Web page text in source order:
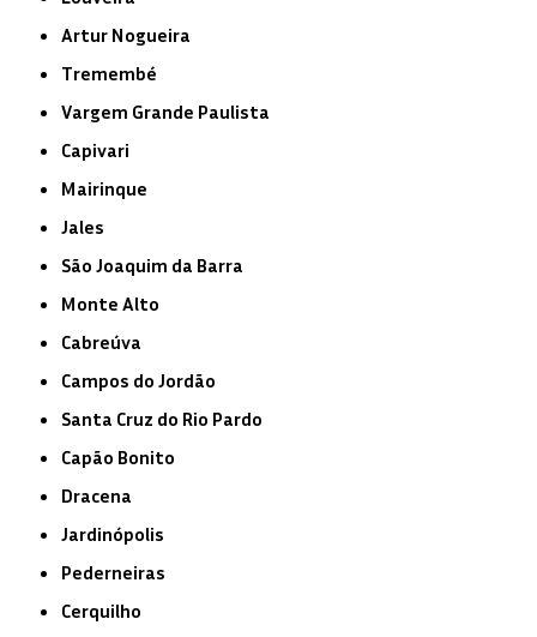
Artur Nogueira
Tremembé
Vargem Grande Paulista
Capivari
Mairinque
Jales
São Joaquim da Barra
Monte Alto
Cabreúva
Campos do Jordão
Santa Cruz do Rio Pardo
Capão Bonito
Dracena
Jardinópolis
Pederneiras
Cerquilho